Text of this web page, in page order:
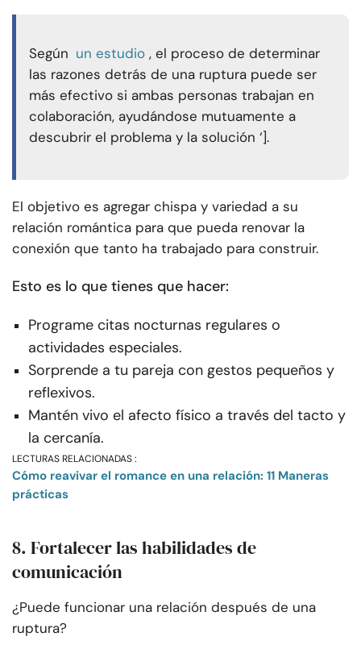
Según un estudio , el proceso de determinar
las razones detrás de una ruptura puede ser
más efectivo si ambas personas trabajan en
colaboración, ayudándose mutuamente a
descubrir el problema y la solución ‘].
El objetivo es agregar chispa y variedad a su
relación romántica para que pueda renovar la
conexión que tanto ha trabajado para construir.
Esto es lo que tienes que hacer:
Programe citas nocturnas regulares o
actividades especiales.
Sorprende a tu pareja con gestos pequeños y
reflexivos.
Mantén vivo el afecto físico a través del tacto y
la cercanía.
LECTURAS RELACIONADAS :
Cómo reavivar el romance en una relación: 11 Maneras
prácticas
8. Fortalecer las habilidades de
comunicación
¿Puede funcionar una relación después de una
ruptura?